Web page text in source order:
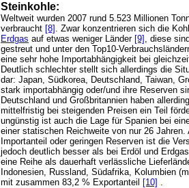
Steinkohle:
Weltweit wurden 2007 rund 5.523 Millionen
verbraucht [8] . Zwar konzentrieren sich die
Erdgas auf etwas weniger Länder [9] , diese
gestreut und unter den Top10-
eine sehr hohe Importabhängigkeit bei
Deutlich schlechter stellt sich allerdings die
dar: Japan, Südkorea, Deutschland, Taiwan,
stark importabhängig oder/und ihre Reserven
Deutschland und Großbritannien haben
mittelfristig bei steigenden Preisen ein Teil
ungünstig ist auch die Lage für Spanien bei
einer statischen Reichweite von nur 26
Importanteil oder geringen Reserven ist die
jedoch deutlich besser als bei Erdöl und
eine Reihe als dauerhaft verlässliche
Indonesien, Russland, Südafrika, Kolumbien
mit zusammen 83,2 % Exportanteil
[10] .